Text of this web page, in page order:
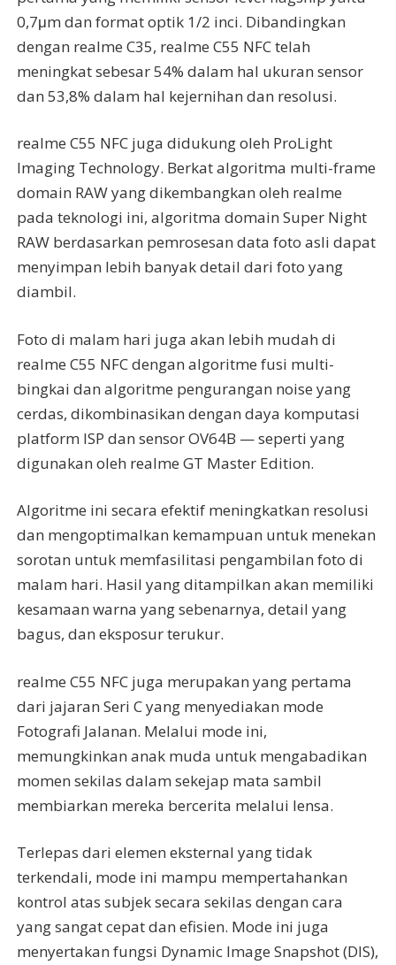
0,7μm dan format optik 1/2 inci. Dibandingkan
dengan realme C35, realme C55 NFC telah
meningkat sebesar 54% dalam hal ukuran sensor
dan 53,8% dalam hal kejernihan dan resolusi.
realme C55 NFC juga didukung oleh ProLight
Imaging Technology. Berkat algoritma multi-frame
domain RAW yang dikembangkan oleh realme
pada teknologi ini, algoritma domain Super Night
RAW berdasarkan pemrosesan data foto asli dapat
menyimpan lebih banyak detail dari foto yang
diambil.
Foto di malam hari juga akan lebih mudah di
realme C55 NFC dengan algoritme fusi multi-
bingkai dan algoritme pengurangan noise yang
cerdas, dikombinasikan dengan daya komputasi
platform ISP dan sensor OV64B — seperti yang
digunakan oleh realme GT Master Edition.
Algoritme ini secara efektif meningkatkan resolusi
dan mengoptimalkan kemampuan untuk menekan
sorotan untuk memfasilitasi pengambilan foto di
malam hari. Hasil yang ditampilkan akan memiliki
kesamaan warna yang sebenarnya, detail yang
bagus, dan eksposur terukur.
realme C55 NFC juga merupakan yang pertama
dari jajaran Seri C yang menyediakan mode
Fotografi Jalanan. Melalui mode ini,
memungkinkan anak muda untuk mengabadikan
momen sekilas dalam sekejap mata sambil
membiarkan mereka bercerita melalui lensa.
Terlepas dari elemen eksternal yang tidak
terkendali, mode ini mampu mempertahankan
kontrol atas subjek secara sekilas dengan cara
yang sangat cepat dan efisien. Mode ini juga
menyertakan fungsi Dynamic Image Snapshot (DIS),